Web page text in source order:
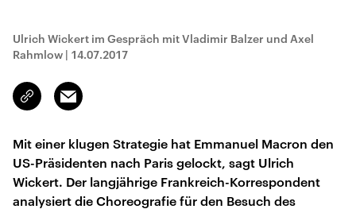
Ulrich Wickert im Gespräch mit Vladimir Balzer und Axel
Rahmlow | 14.07.2017
Link
kopieren/teilen
Email
Mit einer klugen Strategie hat Emmanuel Macron den
US-Präsidenten nach Paris gelockt, sagt Ulrich
Wickert. Der langjährige Frankreich-Korrespondent
analysiert die Choreografie für den Besuch des